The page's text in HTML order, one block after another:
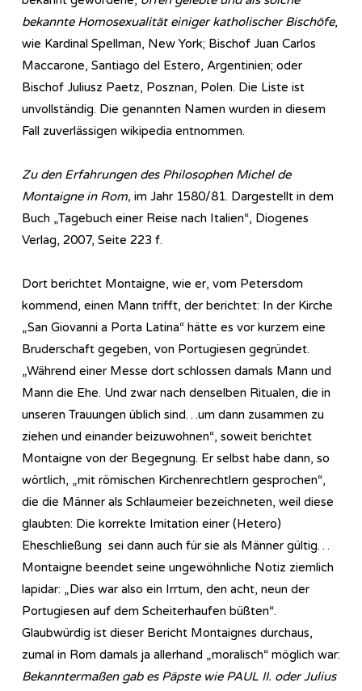
bekannte Homosexualität einiger katholischer Bischöfe,
wie Kardinal Spellman, New York; Bischof Juan Carlos
Maccarone, Santiago del Estero, Argentinien; oder
Bischof Juliusz Paetz, Posznan, Polen. Die Liste ist
unvollständig. Die genannten Namen wurden in diesem
Fall zuverlässigen wikipedia entnommen.
Zu den Erfahrungen des Philosophen Michel de
Montaigne in Rom, im Jahr 1580/81. Dargestellt in dem
Buch „Tagebuch einer Reise nach Italien“, Diogenes
Verlag, 2007, Seite 223 f.
Dort berichtet Montaigne, wie er, vom Petersdom
kommend, einen Mann trifft, der berichtet: In der Kirche
„San Giovanni a Porta Latina“ hätte es vor kurzem eine
Bruderschaft gegeben, von Portugiesen gegründet.
„Während einer Messe dort schlossen damals Mann und
Mann die Ehe. Und zwar nach denselben Ritualen, die in
unseren Trauungen üblich sind…um dann zusammen zu
ziehen und einander beizuwohnen“, soweit berichtet
Montaigne von der Begegnung. Er selbst habe dann, so
wörtlich, „mit römischen Kirchenrechtlern gesprochen“,
die die Männer als Schlaumeier bezeichneten, weil diese
glaubten: Die korrekte Imitation einer (Hetero)
Eheschließung sei dann auch für sie als Männer gültig…
Montaigne beendet seine ungewöhnliche Notiz ziemlich
lapidar: „Dies war also ein Irrtum, den acht, neun der
Portugiesen auf dem Scheiterhaufen büßten“.
Glaubwürdig ist dieser Bericht Montaignes durchaus,
zumal in Rom damals ja allerhand „moralisch“ möglich war:
Bekanntermaßen gab es Päpste wie PAUL II. oder Julius